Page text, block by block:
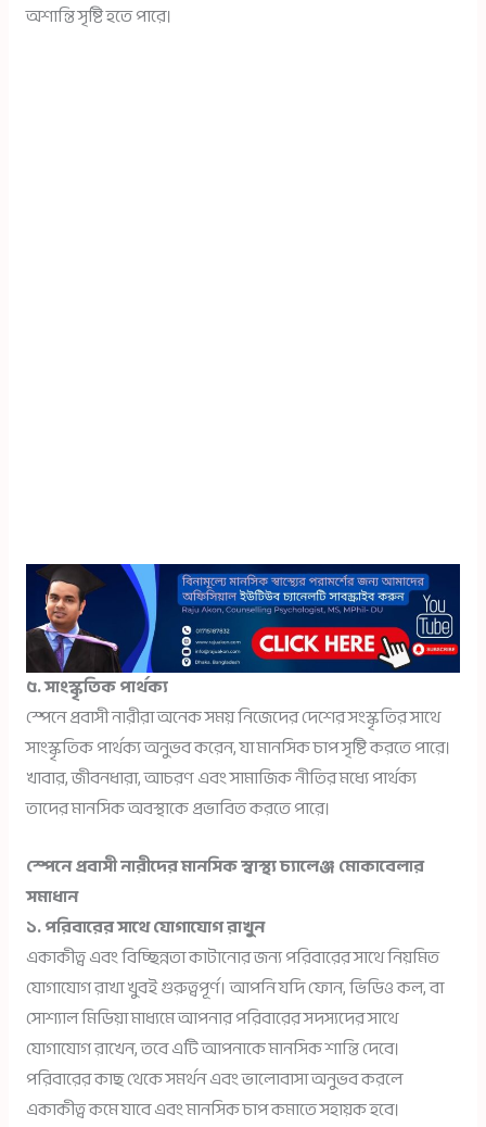
অশান্তি সৃষ্টি হতে পারে।
৫. সাংস্কৃতিক পার্থক্য
স্পেনে প্রবাসী নারীরা অনেক সময় নিজেদের দেশের সংস্কৃতির সাথে
সাংস্কৃতিক পার্থক্য অনুভব করেন, যা মানসিক চাপ সৃষ্টি করতে পারে।
খাবার, জীবনধারা, আচরণ এবং সামাজিক নীতির মধ্যে পার্থক্য
তাদের মানসিক অবস্থাকে প্রভাবিত করতে পারে।
স্পেনে প্রবাসী নারীদের মানসিক স্বাস্থ্য চ্যালেঞ্জ মোকাবেলার
সমাধান
১. পরিবারের সাথে যোগাযোগ রাখুন
একাকীত্ব এবং বিচ্ছিন্নতা কাটানোর জন্য পরিবারের সাথে নিয়মিত
যোগাযোগ রাখা খুবই গুরুত্বপূর্ণ। আপনি যদি ফোন, ভিডিও কল, বা
সোশ্যাল মিডিয়া মাধ্যমে আপনার পরিবারের সদস্যদের সাথে
যোগাযোগ রাখেন, তবে এটি আপনাকে মানসিক শান্তি দেবে।
পরিবারের কাছ থেকে সমর্থন এবং ভালোবাসা অনুভব করলে
একাকীত্ব কমে যাবে এবং মানসিক চাপ কমাতে সহায়ক হবে।